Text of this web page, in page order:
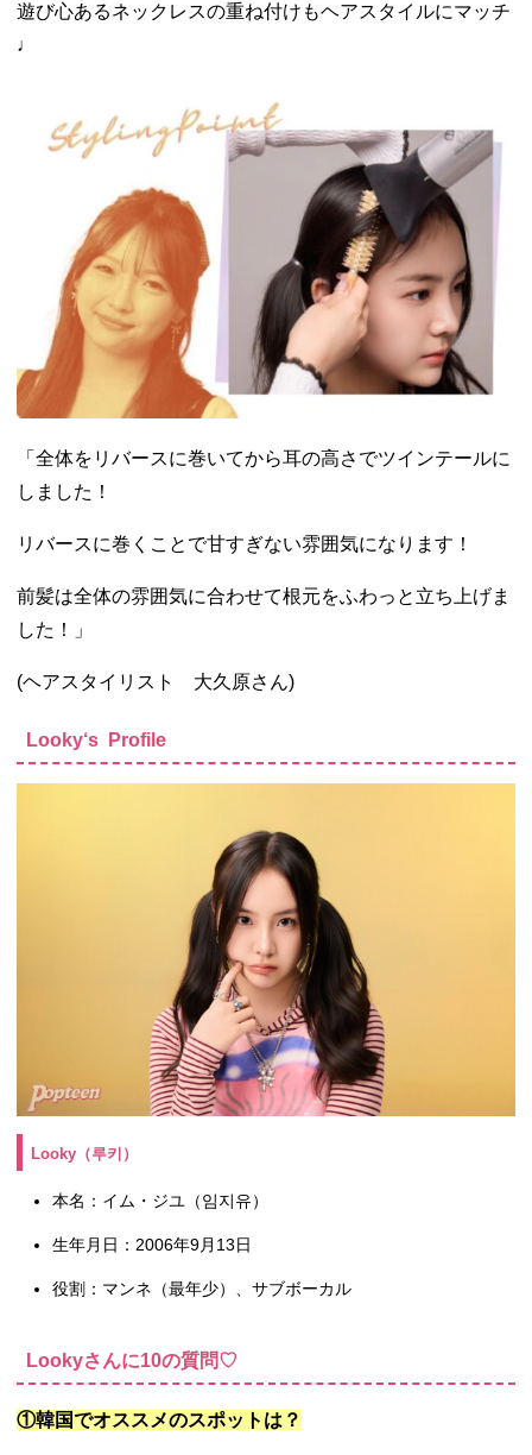
遊び心あるネックレスの重ね付けもヘアスタイルにマッチ
♩
「 全体をリバースに巻いてから耳の高さでツインテールに
しました！
リバースに巻くことで甘すぎない雰囲気になります！
前髪は全体の雰囲気に合わせて根元をふわっと立ち上げま
した！」
(ヘアスタイリスト 大久原さん)
Looky‘s Profile
Looky（루키 ）
本名：イム・ジユ（임지유）
生年月日：2006年9月13日
役割：マンネ（最年少）、サブボーカル
Lookyさんに10の質問♡
①韓国でオススメのスポットは？